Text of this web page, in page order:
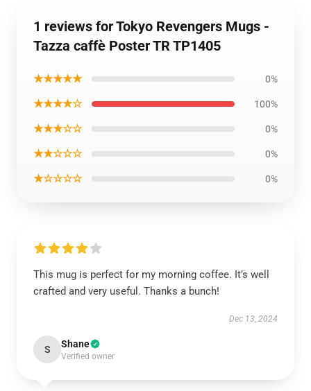
1 reviews for Tokyo Revengers Mugs -
Tazza caffè Poster TR TP1405
★★★★★ 0%
★★★★☆ 100%
★★★☆☆ 0%
★★☆☆☆ 0%
★☆☆☆☆ 0%
This mug is perfect for my morning coffee. It’s well
crafted and very useful. Thanks a bunch!
Dec 13, 2024
S Shane
Verified owner